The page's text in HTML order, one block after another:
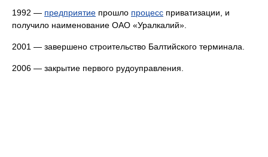
1992 — предприятие прошло процесс приватизации, и
получило наименование ОАО «Уралкалий».
2001 — завершено строительство Балтийского терминала.
2006 — закрытие первого рудоуправления.